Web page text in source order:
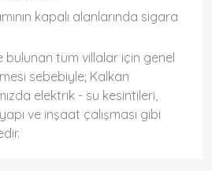
kapalı alanlarında sigara
bulunan tüm villalar için genel
sebebiyle; Kalkan
elektrik - su kesintileri,
ve inşaat çalışması gibi